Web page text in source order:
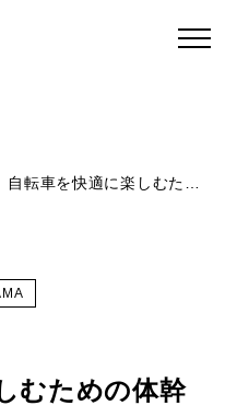
自転車を快適に楽しむための体幹ケア講座
むための体幹